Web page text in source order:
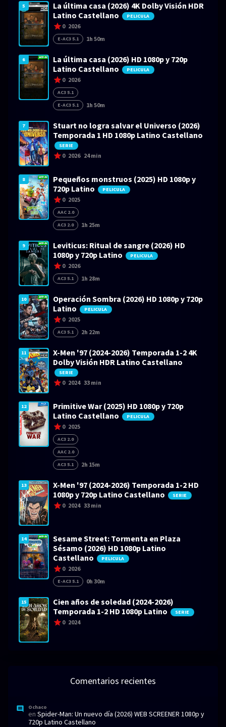
5
La última casa (2026) 4K Dolby Visión HDR
Latino Castellano
PELICULA
0 2026
E-AC3 5.1 1h 50m
6
La última casa (2026) HD 1080p y 720p
Latino Castellano
PELICULA
0 2026
AC3 5.1
E-AC3 5.1
1h 50m
7
Stuart no logra salvar el Universo (2026)
Temporada 1 HD 1080p Latino Castellano
SERIE
0 2026 24 min
8
Pequeños monstruos (2025) HD 1080p y
720p Latino
PELICULA
0 2025
AAC 2.0
AC3 2.0
1h 25m
9
Leviticus: Ritual de sangre (2026) HD
1080p y 720p Latino
PELICULA
0 2026
AC3 5.1 1h 28m
10
Operación Sombra (2026) HD 1080p y 720p
Latino
PELICULA
0 2025
AC3 5.1 2h 22m
11
X-Men '97 (2024-2026) Temporada 1-2 4K
Dolby Visión HDR Latino Castellano
SERIE
0 2024 33 min
12
Primitive War (2025) HD 1080p y 720p
Latino Castellano
PELICULA
0 2025
AC3 2.0
AAC 2.0
AC3 5.1
2h 15m
13
X-Men '97 (2024-2026) Temporada 1-2 HD
1080p y 720p Latino Castellano
SERIE
0 2024 33 min
14
Sesame Street: Tormenta en Plaza
Sésamo (2026) HD 1080p Latino
Castellano
PELICULA
0 2026
E-AC3 5.1 0h 30m
15
Cien años de soledad (2024-2026)
Temporada 1-2 HD 1080p Latino
SERIE
0 2024
Comentarios recientes
Ochaco
en Spider-Man: Un nuevo día (2026) WEB SCREENER 1080p y
720p Latino Castellano